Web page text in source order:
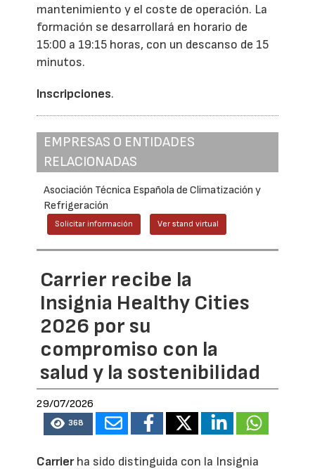
mantenimiento y el coste de operación. La
formación se desarrollará en horario de
15:00 a 19:15 horas, con un descanso de 15
minutos.
Inscripciones.
EMPRESAS O ENTIDADES
RELACIONADAS
Asociación Técnica Española de Climatización y
Refrigeración
Solicitar información Ver stand virtual
Carrier recibe la
Insignia Healthy Cities
2026 por su
compromiso con la
salud y la sostenibilidad
29/07/2026
368
Carrierha sido distinguida con la Insignia